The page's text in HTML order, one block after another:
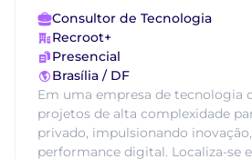
Consultor de Tecnologia
Recroot+
Presencial
Brasília / DF
Em uma empresa de tecnologia
projetos de alta complexidade
privado, impulsionando
performance digital. Localiza-se